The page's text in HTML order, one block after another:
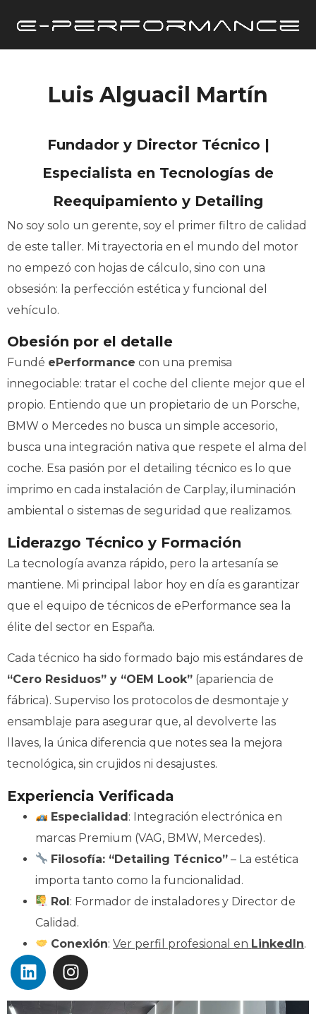
Luis Alguacil Martín
Fundador y Director Técnico |
Especialista en Tecnologías de
Reequipamiento y Detailing
No soy solo un gerente, soy el primer filtro de calidad
de este taller. Mi trayectoria en el mundo del motor
no empezó con hojas de cálculo, sino con una
obsesión: la perfección estética y funcional del
vehículo.
Obesión por el detalle
Fundé ePerformance con una premisa
innegociable: tratar el coche del cliente mejor que el
propio. Entiendo que un propietario de un Porsche,
BMW o Mercedes no busca un simple accesorio,
busca una integración nativa que respete el alma del
coche. Esa pasión por el detailing técnico es lo que
imprimo en cada instalación de Carplay, iluminación
ambiental o sistemas de seguridad que realizamos.
Liderazgo Técnico y Formación
La tecnología avanza rápido, pero la artesanía se
mantiene. Mi principal labor hoy en día es garantizar
que el equipo de técnicos de ePerformance sea la
élite del sector en España.
Cada técnico ha sido formado bajo mis estándares de
“Cero Residuos” y “OEM Look” (apariencia de
fábrica). Superviso los protocolos de desmontaje y
ensamblaje para asegurar que, al devolverte las
llaves, la única diferencia que notes sea la mejora
tecnológica, sin crujidos ni desajustes.
Experiencia Verificada
Especialidad: Integración electrónica en
marcas Premium (VAG, BMW, Mercedes).
Filosofía: “Detailing Técnico” – La estética
importa tanto como la funcionalidad.
Rol: Formador de instaladores y Director de
Calidad.
Conexión:Ver perfil profesional en LinkedIn.